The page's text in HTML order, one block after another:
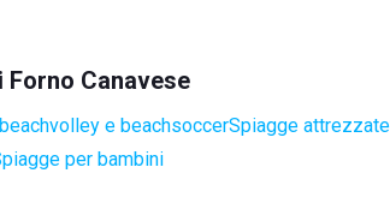
Canavese
e beachsoccerSpiagge attrezzate
per bambini